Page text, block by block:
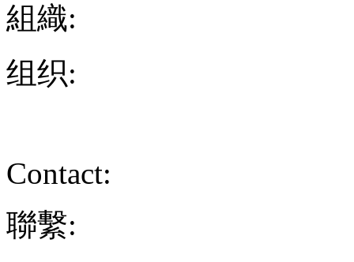
組織:
组织:
Contact:
聯繫: